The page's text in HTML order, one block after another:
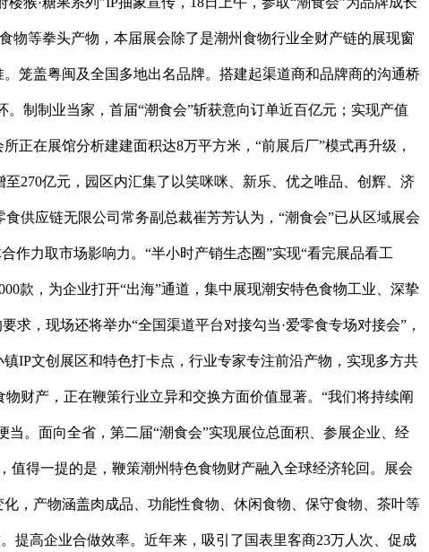
物等拳头产物，本届展会除了是潮州食物行业全财产链的展现窗
笼盖粤闽及全国多地出名品牌。搭建起渠道商和品牌商的沟通桥
制制业当家，首届“潮食会”斩获意向订单近百亿元；实现产值
正在展馆分析建建面积达8万平方米，“前展后厂”模式再升级，
270亿元，园区内汇集了以笑咪咪、新乐、优之唯品、创辉、济
供应链无限公司常务副总裁崔芳芳认为，“潮食会”已从区域展会
作力取市场影响力。“半小时产销生态圈”实现“看完展品看工
款，为企业打开“出海”通道，集中展现潮安特色食物工业、深挚
，现场还将举办“全国渠道平台对接勾当·爱零食专场对接会”，
IP文创展区和特色打卡点，行业专家专注前沿产物，实现多方共
财产，正在鞭策行业立异和交换方面价值显著。“我们将持续阐
当。面向全省，第二届“潮食会”实现展位总面积、参展企业、经
值得一提的是，鞭策潮州特色食物财产融入全球经济轮回。展会
，产物涵盖肉成品、功能性食物、休闲食物、保守食物、茶叶等
提高企业合做效率。近年来，吸引了国表里客商23万人次、促成